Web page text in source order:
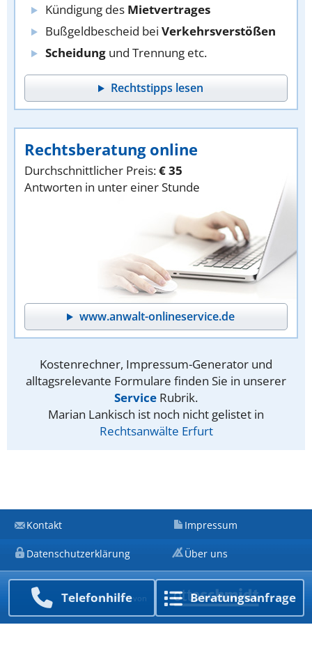
Kündigung des Mietvertrages
Bußgeldbescheid bei Verkehrsverstößen
Scheidung und Trennung etc.
Rechtstipps lesen
Rechtsberatung online
Durchschnittlicher Preis:€ 35
Antworten in unter einer Stunde
www.anwalt-onlineservice.de
Kostenrechner, Impressum-Generator und
alltagsrelevante Formulare finden Sie in unserer
Service Rubrik.
Marian Lankisch ist noch nicht gelistet in
Rechtsanwälte Erfurt
Telefon­hilfe Beratungs­anfrage
Kontakt Impressum
Datenschutzerklärung Über uns
Ein Unternehmen von